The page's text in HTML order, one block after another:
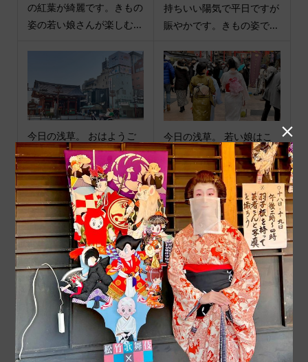
の紅葉が綺麗です。きもの
姿の若い娘さんが楽しむ...
持ちいい陽気で平日ですが
賑やかです。きもの姿で...
今日の浅草。 おはようご
ざいます、現在7時半。も
う人力者が走っています...
今日の浅草。 若い娘はこ
んな寒い日でもおしゃれが
大事なようです。#正し...
商品カテゴリ
商品ジャンル
ポチ袋
